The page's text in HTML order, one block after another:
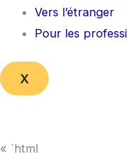
Vers l’étranger
Pour les
X
« `html